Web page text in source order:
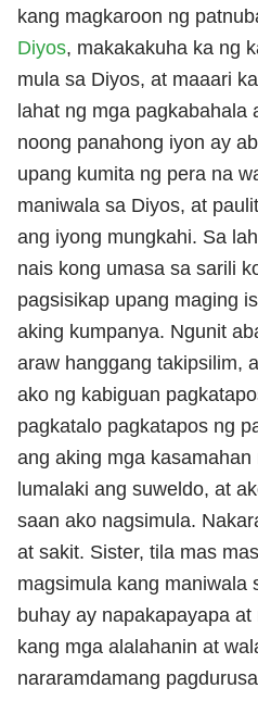
kang magkaroon ng
Diyos, makakakuha ka ng
mula sa Diyos, at maaari
lahat ng mga pagkabahala
noong panahong iyon ay
upang kumita ng pera na
maniwala sa Diyos, at
ang iyong mungkahi. Sa
nais kong umasa sa sarili
pagsisikap upang maging
aking kumpanya. Ngunit
araw hanggang takipsilim,
ako ng kabiguan
pagkatalo pagkatapos ng
ang aking mga
lumalaki ang suweldo, at
saan ako nagsimula.
at sakit. Sister, tila mas
magsimula kang maniwala
buhay ay napakapayapa
kang mga alalahanin at
nararamdamang